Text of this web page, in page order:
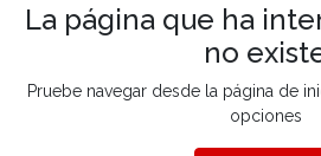
La página que ha
no
Pruebe navegar desde la página de
opciones